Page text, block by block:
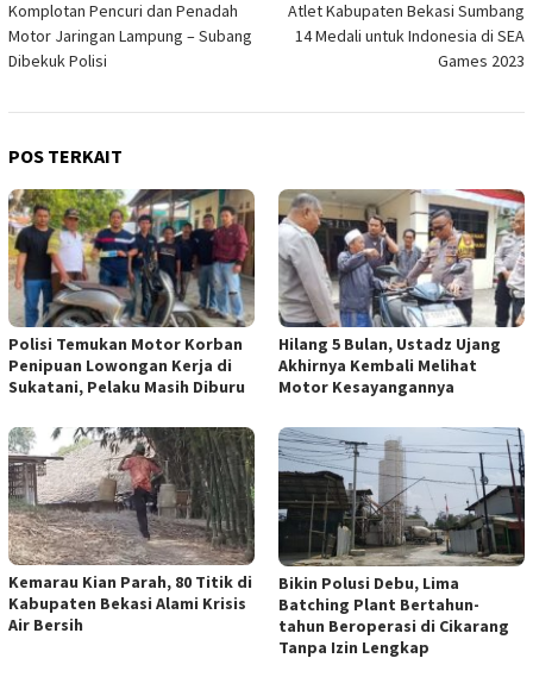
pos
Komplotan Pencuri dan Penadah
Motor Jaringan Lampung – Subang
Dibekuk Polisi
Atlet Kabupaten Bekasi Sumbang
14 Medali untuk Indonesia di SEA
Games 2023
POS TERKAIT
Polisi Temukan Motor Korban
Penipuan Lowongan Kerja di
Sukatani, Pelaku Masih Diburu
Hilang 5 Bulan, Ustadz Ujang
Akhirnya Kembali Melihat
Motor Kesayangannya
Kemarau Kian Parah, 80 Titik di
Kabupaten Bekasi Alami Krisis
Air Bersih
Bikin Polusi Debu, Lima
Batching Plant Bertahun-
tahun Beroperasi di Cikarang
Tanpa Izin Lengkap